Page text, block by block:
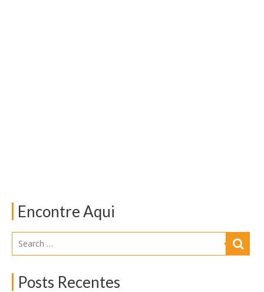
Encontre Aqui
Posts Recentes